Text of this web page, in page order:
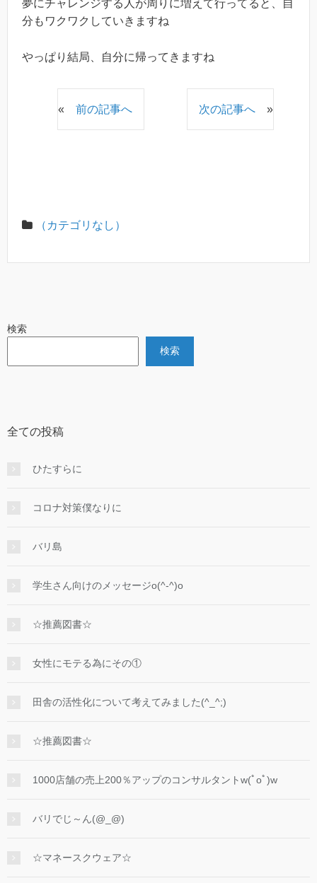
夢にチャレンジする人が周りに増えて行ってると、自
分もワクワクしていきますね
やっぱり結局、自分に帰ってきますね
« 前の記事へ 次の記事へ »
（カテゴリなし）
検索
検索
全ての投稿
ひたすらに
コロナ対策僕なりに
バリ島
学生さん向けのメッセージo(^-^)o
☆推薦図書☆
女性にモテる為にその①
田舎の活性化について考えてみました(^_^;)
☆推薦図書☆
1000店舗の売上200％アップのコンサルタントw(ﾟoﾟ)w
バリでじ～ん(@_@)
☆マネースクウェア☆